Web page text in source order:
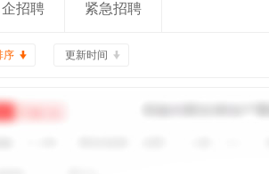
招聘 紧急招聘
序 更新时间